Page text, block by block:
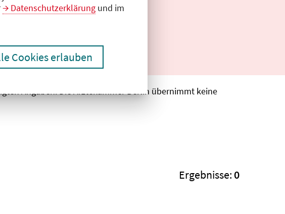
Datenschutzerklärung und im
Cookies erlauben
Angaben. Die Ärztekammer Berlin übernimmt keine
Ergebnisse:0